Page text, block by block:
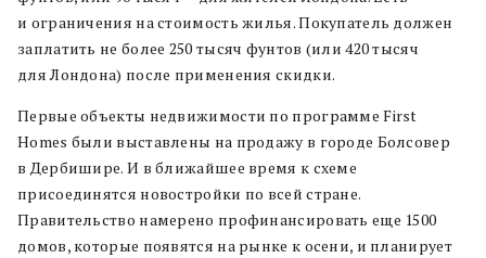
и ограничения на стоимость жилья. Покупатель должен
заплатить не более 250 тысяч фунтов (или 420 тысяч
для Лондона) после применения скидки.
Первые объекты недвижимости по программе First
Homes были выставлены на продажу в городе Болсовер
в Дербишире. И в ближайшее время к схеме
присоединятся новостройки по всей стране.
Правительство намерено профинансировать еще 1500
домов, которые появятся на рынке к осени, и планирует